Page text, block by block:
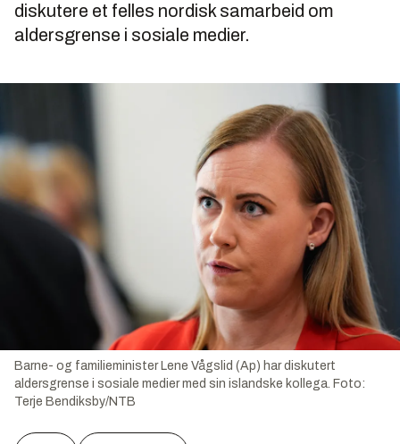
diskutere et felles nordisk samarbeid om
aldersgrense i sosiale medier.
Barne- og familieminister Lene Vågslid (Ap) har diskutert
aldersgrense i sosiale medier med sin islandske kollega. Foto:
Terje Bendiksby/NTB